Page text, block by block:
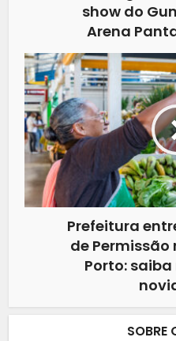
show do
Arena
Prefeitura
de Permissão
Porto:
SOBRE